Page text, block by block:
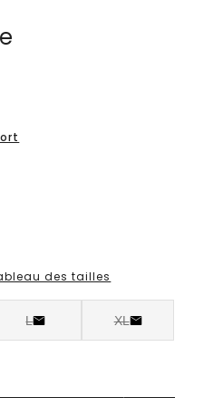
des tailles
L XL